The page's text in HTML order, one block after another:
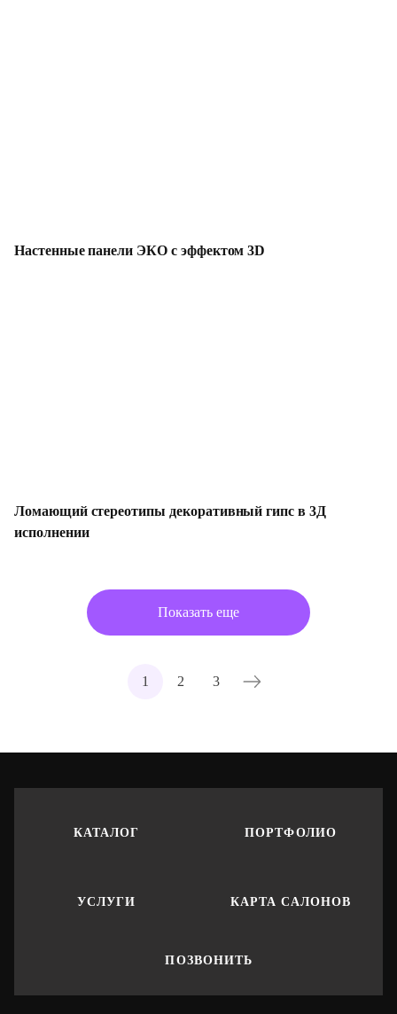
Настенные панели ЭКО с эффектом 3D
Ломающий стереотипы декоративный гипс в 3Д
исполнении
Показать еще
1 2 3
КАТАЛОГ ПОРТФОЛИО
УСЛУГИ КАРТА САЛОНОВ
ПОЗВОНИТЬ